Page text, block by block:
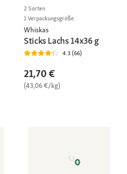
2 Sorten
1 Verpackungsgröße
Whiskas
Sticks Lachs 14x36 g
4.3 (66)
21,70 €
(43,06 €/kg)